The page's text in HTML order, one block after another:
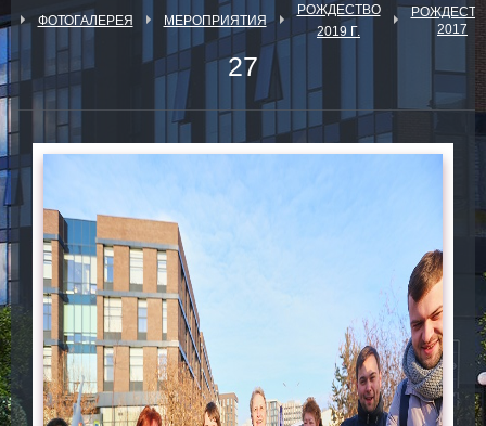
ФОТОГАЛЕРЕЯ МЕРОПРИЯТИЯ
РОЖДЕСТВО
2019 Г.
2017
27